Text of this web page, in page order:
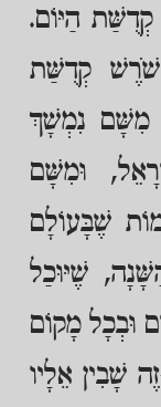
קְדֻשַּׁת הַיּוֹם.
קְדֻשַּׁת
מִשָּׁם נִמְשָׁךְ
וּמִשָּׁם
שֶׁבָּעוֹלָם
שֶׁיּוּכַל
וּבְכָל מָקוֹם
שָׁבִין אֵלָיו